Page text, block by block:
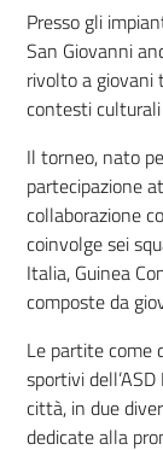
Presso gli
San Giovanni
rivolto a giovani
contesti culturali
Il torneo, nato
partecipazione
collaborazione
coinvolge sei
Italia, Guinea
composte da
Le partite come
sportivi
città, in due
dedicate alla